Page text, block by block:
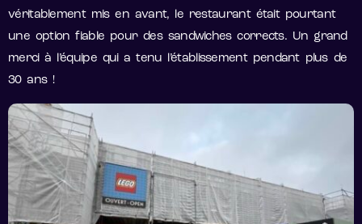
véritablement mis en avant, le restaurant était pourtant
une option fiable pour des sandwiches corrects. Un grand
merci à l’équipe qui a tenu l’établissement pendant plus de
30 ans !